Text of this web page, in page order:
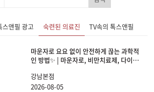
스앤필 광고 숙련된 의료진 TV속의 톡스앤필
마운자로 요요 없이 안전하게 끊는 과학적
인 방법✨ | 마운자로, 비만치료제, 다이어
강남본점
2026-08-05